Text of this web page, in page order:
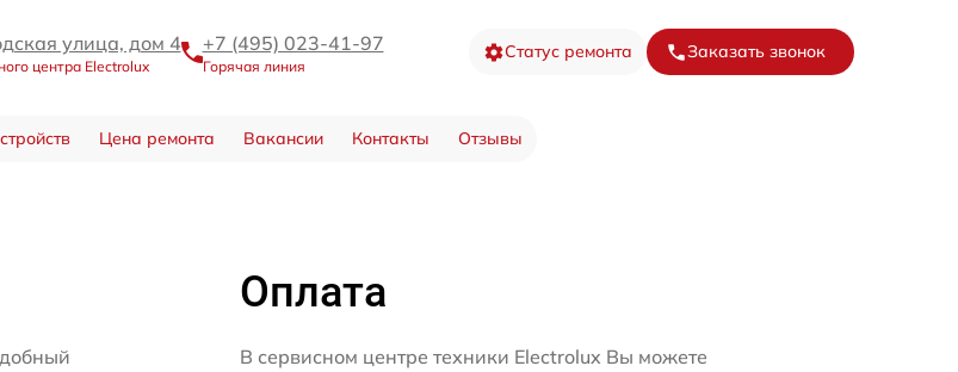
улица, дом 4
центра Electrolux
+7 (495) 023-41-97
Горячая линия
Статус ремонта Заказать звонок
Цена ремонта Вакансии Контакты Отзывы
Оплата
В сервисном центре техники Electrolux Вы можете